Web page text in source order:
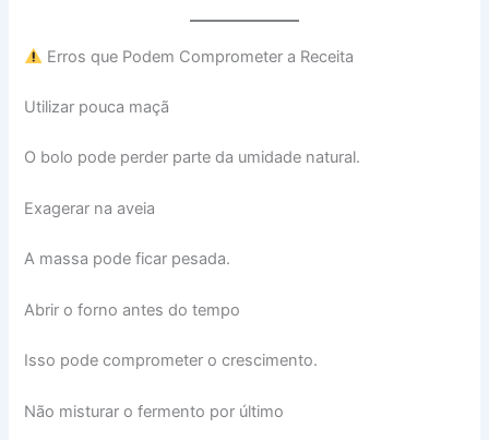
Erros que Podem Comprometer a Receita
Utilizar pouca maçã
O bolo pode perder parte da umidade natural.
Exagerar na aveia
A massa pode ficar pesada.
Abrir o forno antes do tempo
Isso pode comprometer o crescimento.
Não misturar o fermento por último